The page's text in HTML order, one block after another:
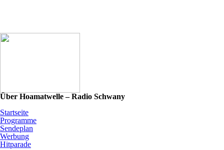
Über Hoamatwelle – Radio Schwany
Startseite
Programme
Sendeplan
Werbung
Hitparade